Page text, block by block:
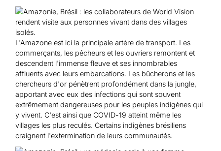
L'Amazone est ici la principale artère de transport. Les
commerçants, les pêcheurs et les ouvriers remontent et
descendent l'immense fleuve et ses innombrables
affluents avec leurs embarcations. Les bûcherons et les
chercheurs d'or pénètrent profondément dans la jungle,
apportant avec eux des infections qui sont souvent
extrêmement dangereuses pour les peuples indigènes qui
y vivent. C'est ainsi que COVID-19 atteint même les
villages les plus reculés. Certains indigènes brésiliens
craignent l'extermination de leurs communautés.